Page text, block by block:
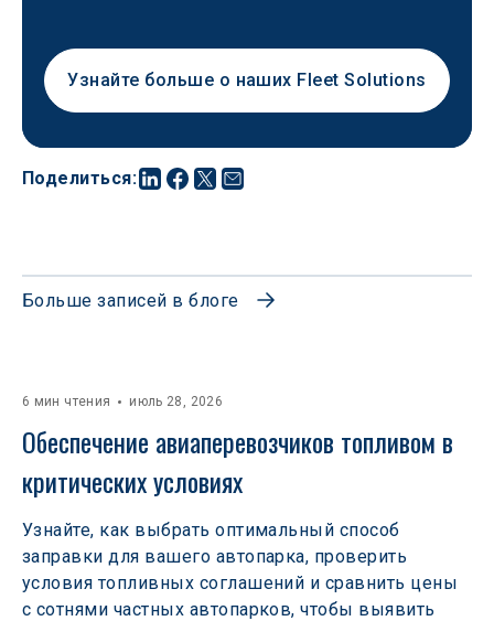
Поделиться:
Узнайте больше о наших Fleet Solutions
Больше записей в блоге
6 мин чтения июль 28, 2026
Обеспечение авиаперевозчиков топливом в
критических условиях
Узнайте, как выбрать оптимальный способ
заправки для вашего автопарка, проверить
условия топливных соглашений и сравнить цены
с сотнями частных автопарков, чтобы выявить